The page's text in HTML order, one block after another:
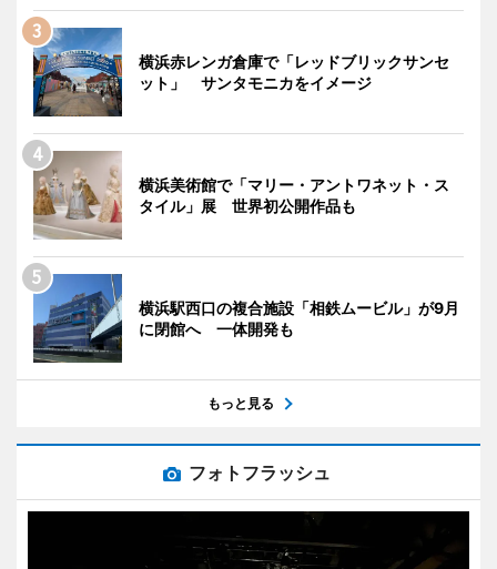
横浜赤レンガ倉庫で「レッドブリックサンセ
ット」 サンタモニカをイメージ
横浜美術館で「マリー・アントワネット・ス
タイル」展 世界初公開作品も
横浜駅西口の複合施設「相鉄ムービル」が9月
に閉館へ 一体開発も
もっと見る
フォトフラッシュ